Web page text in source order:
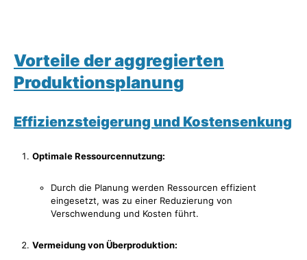
Vorteile der aggregierten
Produktionsplanung
Effizienzsteigerung und Kostensenkung
Optimale Ressourcennutzung:
Durch die Planung werden Ressourcen effizient
eingesetzt, was zu einer Reduzierung von
Verschwendung und Kosten führt.
Vermeidung von Überproduktion: